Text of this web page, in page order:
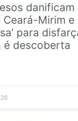
danificam
Ceará-Mirim e
para
é descoberta